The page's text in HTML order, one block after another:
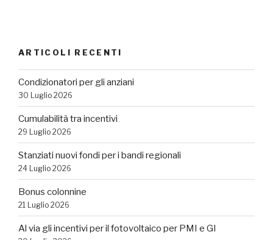
ARTICOLI RECENTI
Condizionatori per gli anziani
30 Luglio 2026
Cumulabilità tra incentivi
29 Luglio 2026
Stanziati nuovi fondi per i bandi regionali
24 Luglio 2026
Bonus colonnine
21 Luglio 2026
Al via gli incentivi per il fotovoltaico per PMI e GI